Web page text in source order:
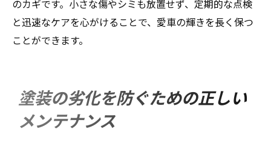
のカギです。小さな傷やシミも放置せず、定期的な点検
と迅速なケアを心がけることで、愛車の輝きを長く保つ
ことができます。
塗装の劣化を防ぐための正しい
メンテナンス